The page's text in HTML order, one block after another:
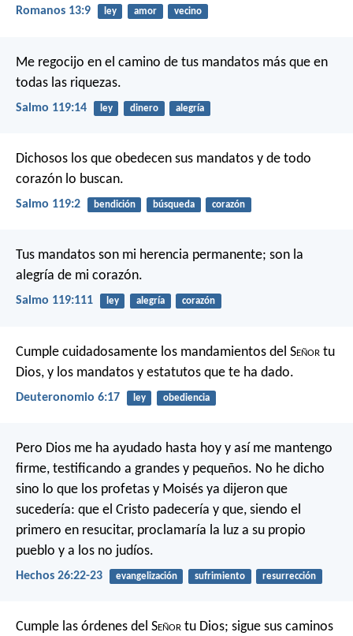
Romanos 13:9 ley amor vecino
Me regocijo en el camino de tus mandatos más que en
todas las riquezas.
Salmo 119:14 ley dinero alegría
Dichosos los que obedecen sus mandatos y de todo
corazón lo buscan.
Salmo 119:2 bendición búsqueda corazón
Tus mandatos son mi herencia permanente; son la
alegría de mi corazón.
Salmo 119:111 ley alegría corazón
Cumple cuidadosamente los mandamientos del Señor tu
Dios, y los mandatos y estatutos que te ha dado.
Deuteronomio 6:17 ley obediencia
Pero Dios me ha ayudado hasta hoy y así me mantengo
firme, testificando a grandes y pequeños. No he dicho
sino lo que los profetas y Moisés ya dijeron que
sucedería: que el Cristo padecería y que, siendo el
primero en resucitar, proclamaría la luz a su propio
pueblo y a los no judíos.
Hechos 26:22-23 evangelización sufrimiento resurrección
Cumple las órdenes del Señor tu Dios; sigue sus caminos